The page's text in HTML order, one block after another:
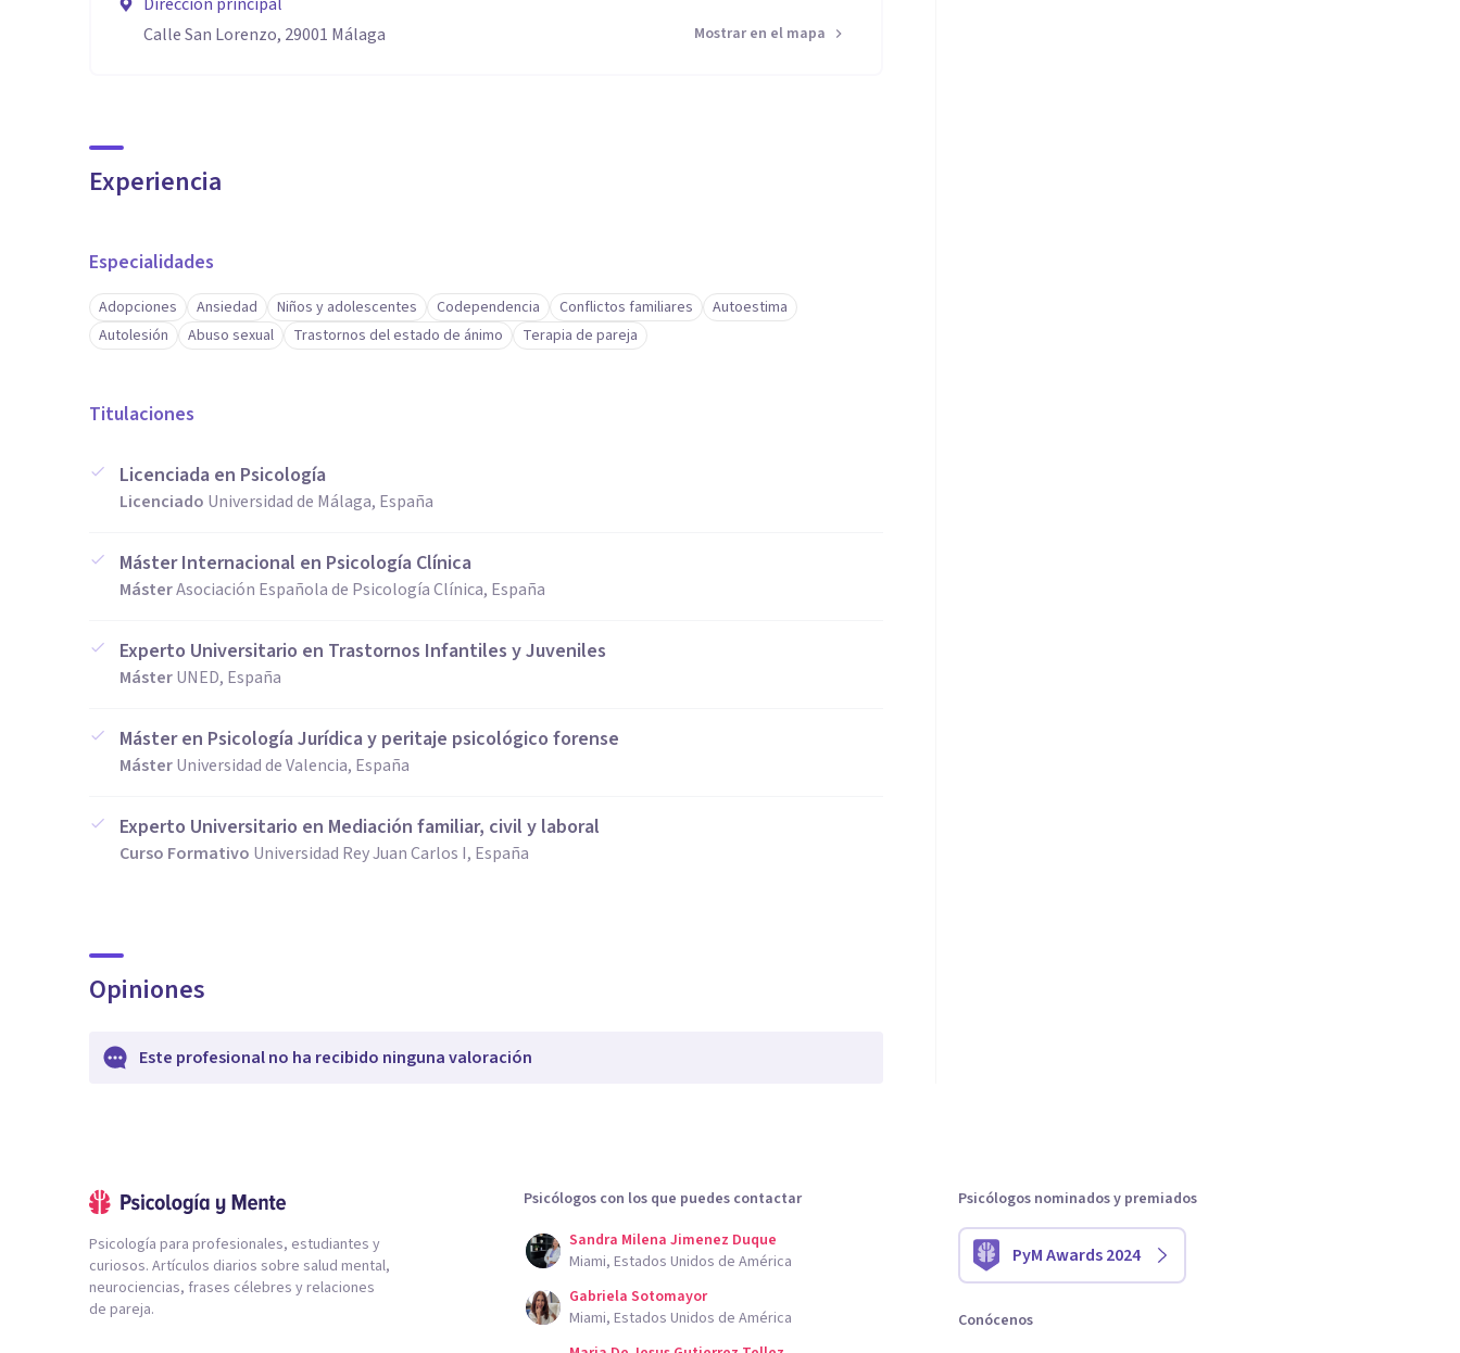
Calle San Lorenzo, 29001 Málaga
Mostrar en el mapa
Experiencia
Especialidades
Adopciones Ansiedad Niños y adolescentes Codependencia Conflictos familiares
Autoestima
Autolesión
Abuso sexual Trastornos del estado de ánimo Terapia de pareja
Titulaciones
Licenciada en Psicología
Licenciado Universidad de Málaga, España
Máster Internacional en Psicología Clínica
MásterAsociación Española de Psicología Clínica, España
Experto Universitario en Trastornos Infantiles y Juveniles
MásterUNED, España
Máster en Psicología Jurídica y peritaje psicológico forense
MásterUniversidad de Valencia, España
Experto Universitario en Mediación familiar, civil y laboral
Curso Formativo Universidad Rey Juan Carlos I, España
Opiniones
Este profesional no ha recibido ninguna valoración
Psicología para profesionales, estudiantes y
curiosos. Artículos diarios sobre salud mental,
neurociencias, frases célebres y relaciones
de pareja.
Psicólogos con los que puedes contactar
Sandra Milena Jimenez Duque
Miami, Estados Unidos de América
Gabriela Sotomayor
Miami, Estados Unidos de América
Psicólogos nominados y premiados
PyM Awards 2024
Conócenos